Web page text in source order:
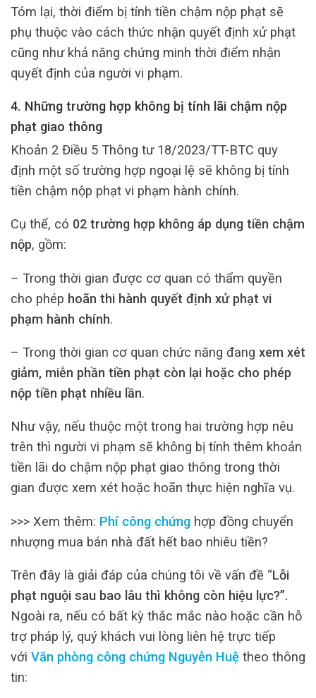
Tóm lại, thời điểm bị tính tiền chậm nộp phạt sẽ
phụ thuộc vào cách thức nhận quyết định xử phạt
cũng như khả năng chứng minh thời điểm nhận
quyết định của người vi phạm.
4. Những trường hợp không bị tính lãi chậm nộp
phạt giao thông
Khoản 2 Điều 5 Thông tư 18/2023/TT-BTC quy
định một số trường hợp ngoại lệ sẽ không bị tính
tiền chậm nộp phạt vi phạm hành chính.
Cụ thể, có 02 trường hợp không áp dụng tiền chậm
nộp, gồm:
– Trong thời gian được cơ quan có thẩm quyền
cho phép hoãn thi hành quyết định xử phạt vi
phạm hành chính.
– Trong thời gian cơ quan chức năng đang xem xét
giảm, miễn phần tiền phạt còn lại hoặc cho phép
nộp tiền phạt nhiều lần.
Như vậy, nếu thuộc một trong hai trường hợp nêu
trên thì người vi phạm sẽ không bị tính thêm khoản
tiền lãi do chậm nộp phạt giao thông trong thời
gian được xem xét hoặc hoãn thực hiện nghĩa vụ.
>>> Xem thêm: Phí công chứng hợp đồng chuyển
nhượng mua bán nhà đất hết bao nhiêu tiền?
Trên đây là giải đáp của chúng tôi về vấn đề “Lỗi
phạt nguội sau bao lâu thì không còn hiệu lực?”.
Ngoài ra, nếu có bất kỳ thắc mắc nào hoặc cần hỗ
trợ pháp lý, quý khách vui lòng liên hệ trực tiếp
với Văn phòng công chứng Nguyễn Huệ theo thông
tin: